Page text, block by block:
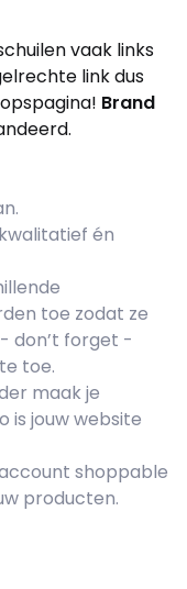
vaak links
link dus
Brand
én
toe zodat ze
don’t forget -
toe.
maak je
is jouw website
shoppable
producten.